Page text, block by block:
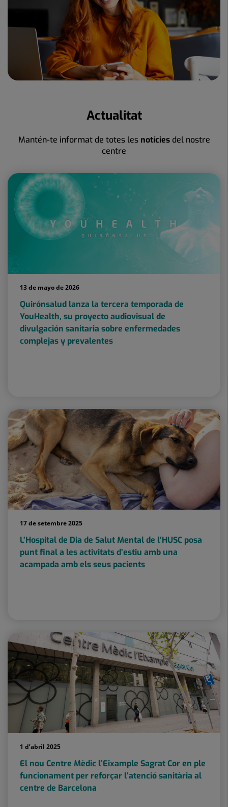
Actualitat
Mantén-te informat de totes les notíciesdel nostre
centre
13 de mayo de 2026
Quirónsalud lanza la tercera temporada de
YouHealth, su proyecto audiovisual de
divulgación sanitaria sobre enfermedades
complejas y prevalentes
17 de setembre 2025
L’Hospital de Dia de Salut Mental de l’HUSC posa
punt final a les activitats d’estiu amb una
acampada amb els seus pacients
1 d’abril 2025
El nou Centre Mèdic l’Eixample Sagrat Cor en ple
funcionament per reforçar l’atenció sanitària al
centre de Barcelona